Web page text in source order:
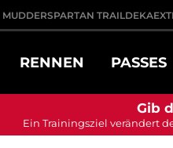
MUDDERSPARTAN TRAILDEKA
RENNEN PASSES
Gib
Ein Trainingsziel verändert